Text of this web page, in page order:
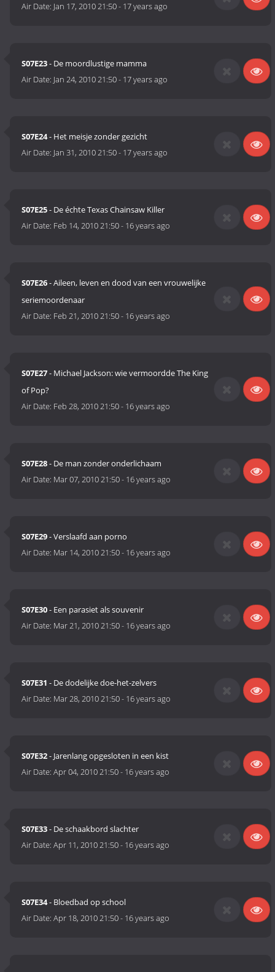
Air Date: Jan 17, 2010 21:50- 17 years ago
S07E23- De moordlustige mamma
Air Date: Jan 24, 2010 21:50- 17 years ago
S07E24- Het meisje zonder gezicht
Air Date: Jan 31, 2010 21:50- 17 years ago
S07E25- De échte Texas Chainsaw Killer
Air Date: Feb 14, 2010 21:50- 16 years ago
S07E26- Aileen, leven en dood van een vrouwelijke
seriemoordenaar
Air Date: Feb 21, 2010 21:50- 16 years ago
S07E27- Michael Jackson: wie vermoordde The King
of Pop?
Air Date: Feb 28, 2010 21:50- 16 years ago
S07E28- De man zonder onderlichaam
Air Date: Mar 07, 2010 21:50- 16 years ago
S07E29- Verslaafd aan porno
Air Date: Mar 14, 2010 21:50- 16 years ago
S07E30- Een parasiet als souvenir
Air Date: Mar 21, 2010 21:50- 16 years ago
S07E31 - De dodelijke doe-het-zelvers
Air Date: Mar 28, 2010 21:50- 16 years ago
S07E32- Jarenlang opgesloten in een kist
Air Date:Apr 04, 2010 21:50- 16 years ago
S07E33- De schaakbord slachter
Air Date:Apr 11, 2010 21:50- 16 years ago
S07E34- Bloedbad op school
Air Date:Apr 18, 2010 21:50- 16 years ago